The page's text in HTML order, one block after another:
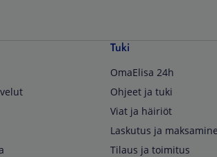
Tuki
OmaElisa 24h
Ohjeet ja tuki
Viat ja häiriöt
Laskutus ja
Tilaus ja toimitus